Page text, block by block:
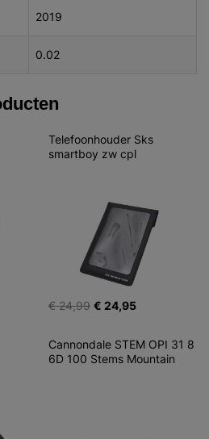
2019
0.02
Telefoonhouder Sks
smartboy zw cpl
€ 24,99 € 24,95
Cannondale STEM OPI 31 8
6D 100 Stems Mountain